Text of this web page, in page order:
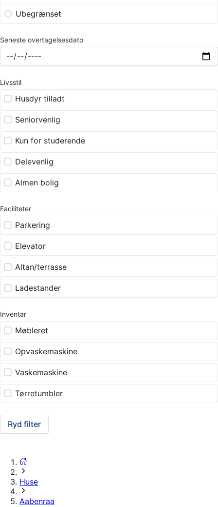
Ubegrænset
Seneste overtagelsesdato
Livsstil
Husdyr tilladt
Seniorvenlig
Kun for studerende
Delevenlig
Almen bolig
Faciliteter
Parkering
Elevator
Altan/terrasse
Ladestander
Inventar
Møbleret
Opvaskemaskine
Vaskemaskine
Tørretumbler
Ryd filter
Huse
Aabenraa